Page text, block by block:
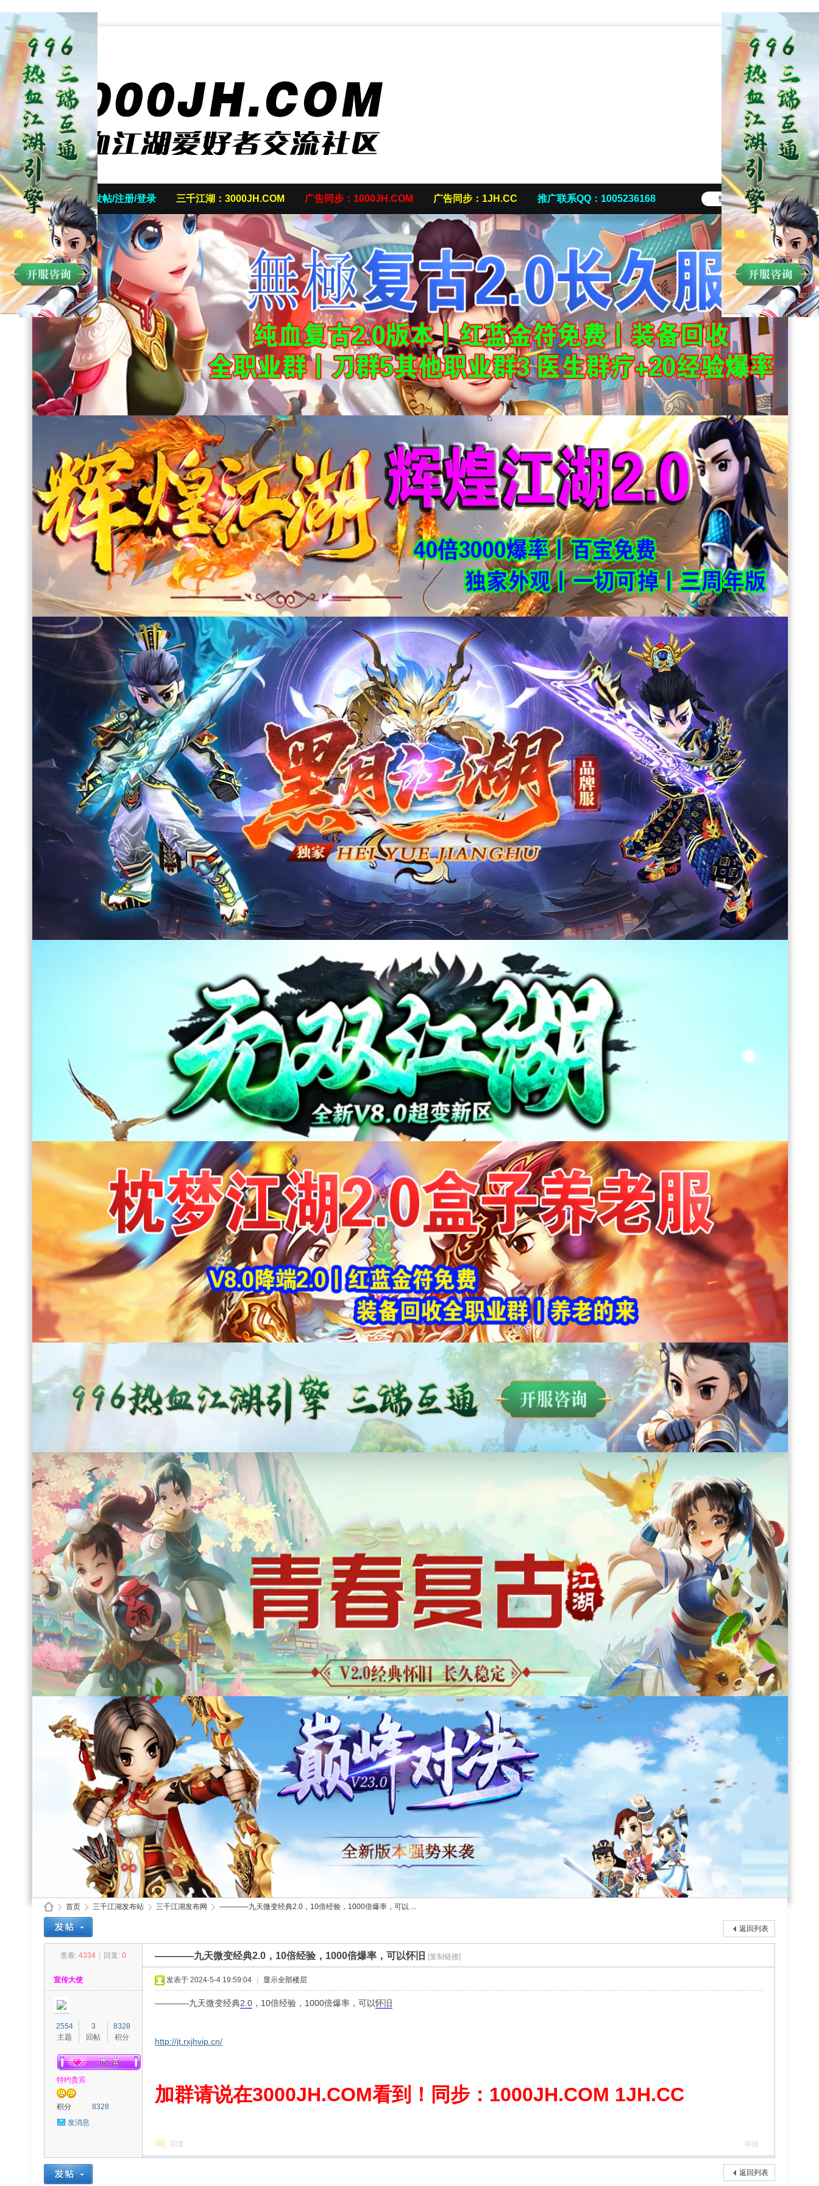
快捷导航
首页 发帖/注册/登录 三千江湖：3000JH.COM 广告同步：1000JH.COM 广告同步：1JH.CC 推广联系QQ：1005236168
首页
›
三千江湖发布站 三千江湖发布网
›
————九天微变经典2.0，10倍经验，1000倍爆率，可以 ...
返回列表
查看: 4334 回复: 0 ————九天微变经典2.0，10倍经验，1000倍爆率，可以怀旧 [复制链接]
宣传大使
2554
主题
3
回帖
8328
积分
特约贵宾
积分
8328
发消息
发表于 2024-5-4 19:59:04 显示全部楼层
————九天微变经典2.0 ，10倍经验，1000倍爆率，可以怀旧
http://jt.rxjhvip.cn/
加群请说在3000JH.COM看到！同步：1000JH.COM 1JH.CC
回复 举报
返回列表